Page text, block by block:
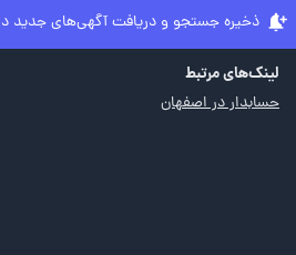
ذخیره جستجو و دریافت آگهی‌های جدید
لینک‌های مرتبط
حسابدار در اصفهان